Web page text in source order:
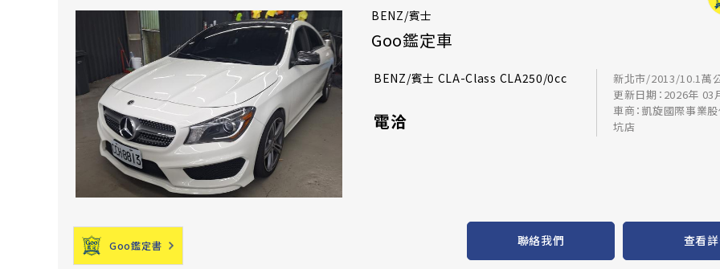
BENZ/賓士
Goo鑑定車
BENZ/賓士 CLA-Class CLA250/0cc
電洽
新北市/2013/10.1萬
更新日期：2026年 03
車商：凱旋國際事業
坑店
Goo鑑定書 聯絡我們 查看